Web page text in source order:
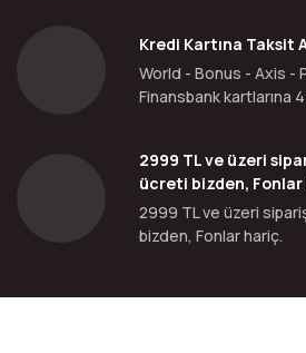
Kredi Kartına Taksit
World - Bonus - Axis -
Finansbank kartlarına
2999 TL ve üzeri
ücreti bizden,
2999 TL ve üzeri
bizden, Fonlar hariç.